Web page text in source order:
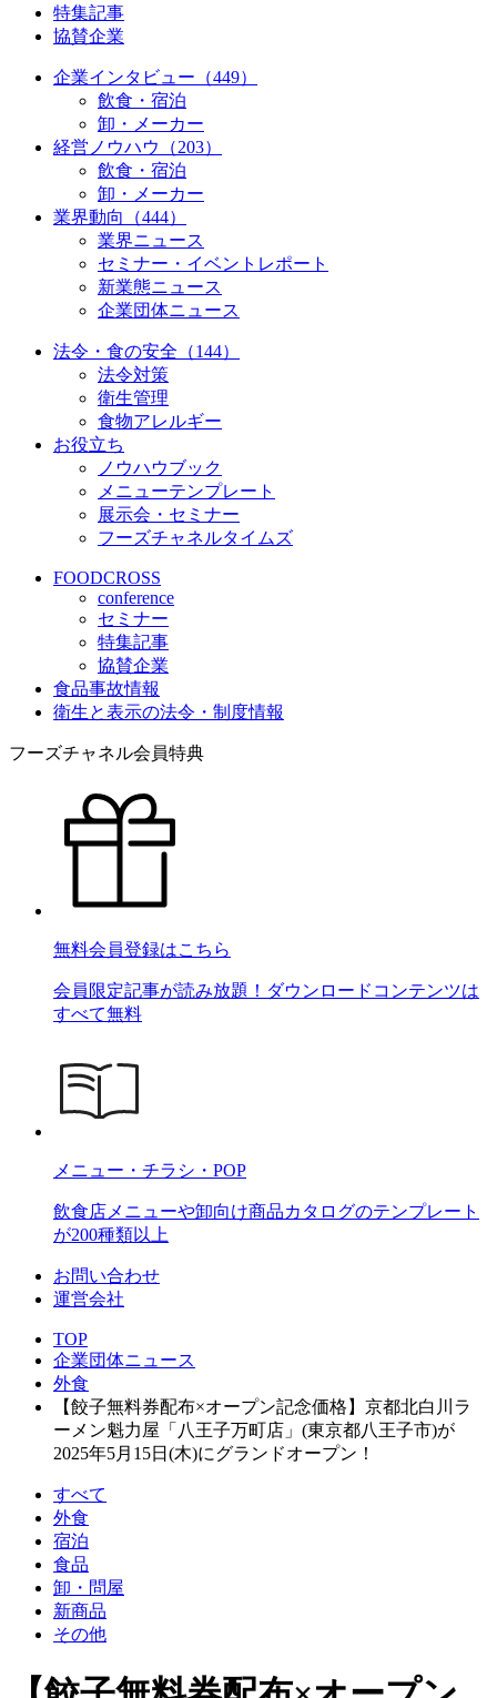
特集記事
協賛企業
企業インタビュー（449）
飲食・宿泊
卸・メーカー
経営ノウハウ（203）
飲食・宿泊
卸・メーカー
業界動向（444）
業界ニュース
セミナー・イベントレポート
新業態ニュース
企業団体ニュース
法令・食の安全（144）
法令対策
衛生管理
食物アレルギー
お役立ち
ノウハウブック
メニューテンプレート
展示会・セミナー
フーズチャネルタイムズ
FOODCROSS
conference
セミナー
特集記事
協賛企業
食品事故情報
衛生と表示の法令・制度情報
フーズチャネル会員特典
無料会員登録はこちら
会員限定記事が読み放題！ダウンロードコンテンツは
すべて無料
メニュー・チラシ・POP
飲食店メニューや卸向け商品カタログのテンプレート
が200種類以上
お問い合わせ
運営会社
TOP
企業団体ニュース
外食
【餃子無料券配布×オープン記念価格】京都北白川ラ
ーメン魁力屋「八王子万町店」(東京都八王子市)が
2025年5月15日(木)にグランドオープン！
すべて
外食
宿泊
食品
卸・問屋
新商品
その他